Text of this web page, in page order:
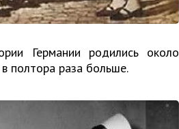
Германии родились около
полтора раза больше.